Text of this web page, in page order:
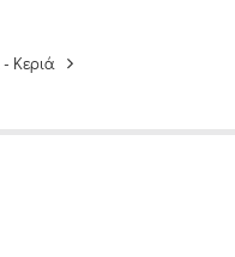
Κεριά